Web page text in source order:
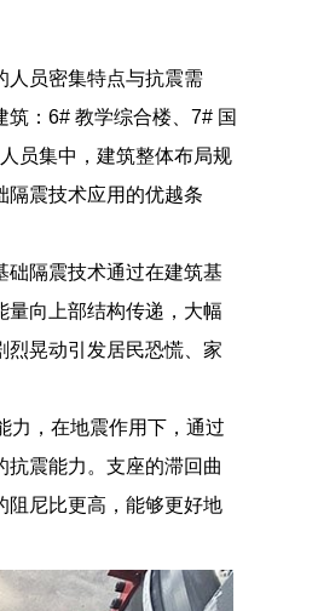
人员密集特点与抗震需
：6# 教学综合楼、7# 国
员集中，建筑整体布局规
隔震技术应用的优越条
础隔震技术通过在建筑基
量向上部结构传递，大幅
烈晃动引发居民恐慌、家
力，在地震作用下，通过
抗震能力。支座的滞回曲
阻尼比更高，能够更好地